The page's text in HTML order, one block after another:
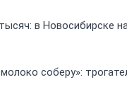
в Новосибирске
соберу»: